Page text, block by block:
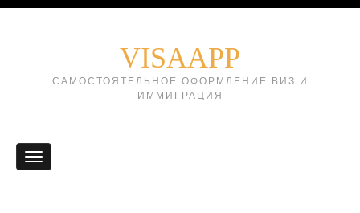
VISAAPP
САМОСТОЯТЕЛЬНОЕ ОФОРМЛЕНИЕ ВИЗ И
ИММИГРАЦИЯ